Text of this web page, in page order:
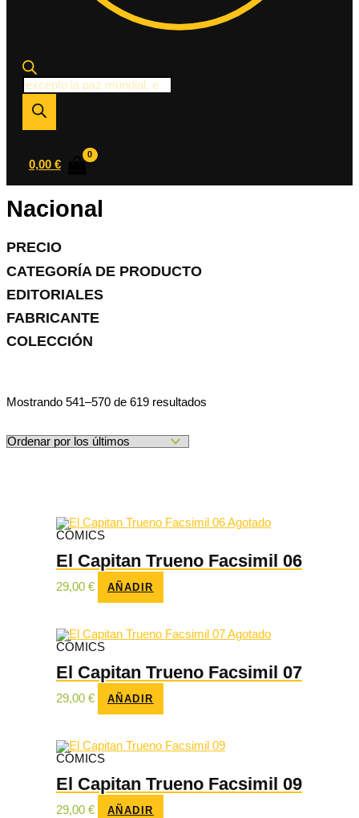
Búsqueda
de
productos
0,00 €
Nacional
PRECIO
CATEGORÍA DE PRODUCTO
EDITORIALES
FABRICANTE
COLECCIÓN
Mostrando 541–570 de 619 resultados
Agotado
CÓMICS
El Capitan Trueno Facsimil 06
29,00 € AÑADIR
Agotado
CÓMICS
El Capitan Trueno Facsimil 07
29,00 € AÑADIR
CÓMICS
El Capitan Trueno Facsimil 09
29,00 € AÑADIR